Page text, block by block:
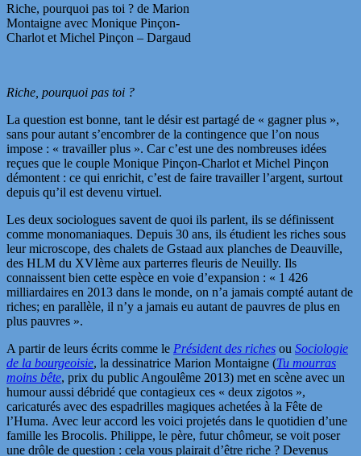
Riche, pourquoi pas toi ? de Marion
Montaigne avec Monique Pinçon-
Charlot et Michel Pinçon – Dargaud
Riche, pourquoi pas toi ?
La question est bonne, tant le désir est partagé de « gagner plus »,
sans pour autant s’encombrer de la contingence que l’on nous
impose : « travailler plus ». Car c’est une des nombreuses idées
reçues que le couple Monique Pinçon-Charlot et Michel Pinçon
démontent : ce qui enrichit, c’est de faire travailler l’argent, surtout
depuis qu’il est devenu virtuel.
Les deux sociologues savent de quoi ils parlent, ils se définissent
comme monomaniaques. Depuis 30 ans, ils étudient les riches sous
leur microscope, des chalets de Gstaad aux planches de Deauville,
des HLM du XVIème aux parterres fleuris de Neuilly. Ils
connaissent bien cette espèce en voie d’expansion : « 1 426
milliardaires en 2013 dans le monde, on n’a jamais compté autant de
riches; en parallèle, il n’y a jamais eu autant de pauvres de plus en
plus pauvres ».
A partir de leurs écrits comme le Président des riches ou Sociologie
de la bourgeoisie, la dessinatrice Marion Montaigne (Tu mourras
moins bête, prix du public Angoulême 2013) met en scène avec un
humour aussi débridé que contagieux ces « deux zigotos »,
caricaturés avec des espadrilles magiques achetées à la Fête de
l’Huma. Avec leur accord les voici projetés dans le quotidien d’une
famille les Brocolis. Philippe, le père, futur chômeur, se voit poser
une drôle de question : cela vous plairait d’être riche ? Devenus